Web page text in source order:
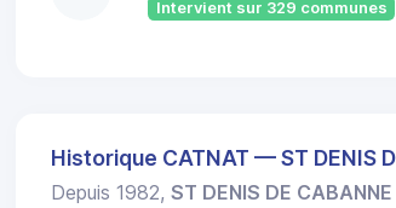
Intervient sur 329 communes
Historique CATNAT — ST DENIS
Depuis 1982,ST DENIS DE CABANNE